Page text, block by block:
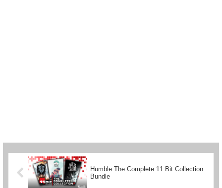
Humble The Complete 11 Bit Collection
Bundle